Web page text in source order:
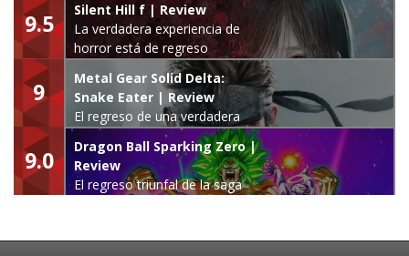
9.5
Silent Hill f | Review
La verdadera experiencia de
horror está de regreso
9
Metal Gear Solid Delta:
Snake Eater | Review
El regreso de una verdadera
leyenda
9.0
Dragon Ball Sparking Zero |
Review
El regreso triunfal de la saga